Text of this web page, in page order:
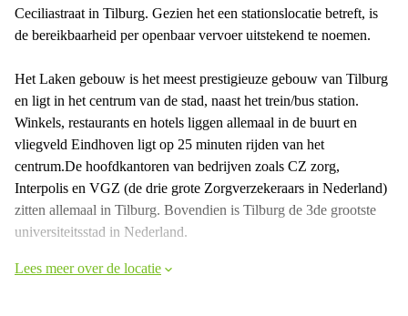
Ceciliastraat in Tilburg. Gezien het een stationslocatie betreft, is
de bereikbaarheid per openbaar vervoer uitstekend te noemen.
Het Laken gebouw is het meest prestigieuze gebouw van Tilburg
en ligt in het centrum van de stad, naast het trein/bus station.
Winkels, restaurants en hotels liggen allemaal in de buurt en
vliegveld Eindhoven ligt op 25 minuten rijden van het
centrum.De hoofdkantoren van bedrijven zoals CZ zorg,
Interpolis en VGZ (de drie grote Zorgverzekeraars in Nederland)
zitten allemaal in Tilburg. Bovendien is Tilburg de 3de grootste
universiteitsstad in Nederland.
Lees meer over de locatie